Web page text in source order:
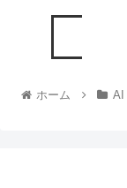
ホーム AI